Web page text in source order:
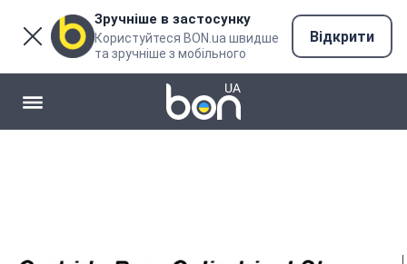
Зручніше в застосунку
Користуйтеся BON.ua швидше
та зручніше з мобільного
Відкрити